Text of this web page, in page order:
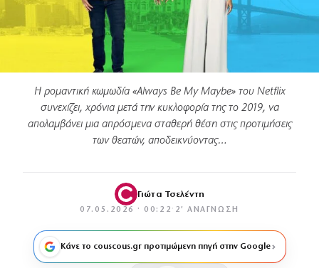
Η ρομαντική κωμωδία «Always Be My Maybe» του Netflix
συνεχίζει, χρόνια μετά την κυκλοφορία της το 2019, να
απολαμβάνει μια απρόσμενα σταθερή θέση στις προτιμήσεις
των θεατών, αποδεικνύοντας…
Γιώτα Τσελέντη
07.05.2026 · 00:22 · 2′ ΑΝΆΓΝΩΣΗ
Κάνε το couscous.gr προτιμώμενη πηγή στην Google